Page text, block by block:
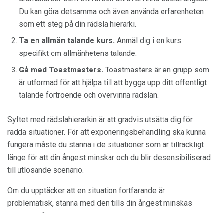
Du kan göra detsamma och även använda erfarenheten
som ett steg på din rädsla hierarki.
Ta en allmän talande kurs. Anmäl dig i en kurs
specifikt om allmänhetens talande.
Gå med Toastmasters. Toastmasters är en grupp som
är utformad för att hjälpa till att bygga upp ditt offentligt
talande förtroende och övervinna rädslan.
Syftet med rädslahierarkin är att gradvis utsätta dig för
rädda situationer. För att exponeringsbehandling ska kunna
fungera måste du stanna i de situationer som är tillräckligt
länge för att din ångest minskar och du blir desensibiliserad
till utlösande scenario.
Om du upptäcker att en situation fortfarande är
problematisk, stanna med den tills din ångest minskas